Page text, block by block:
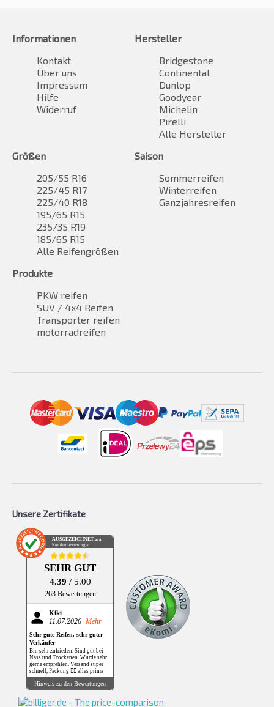
Informationen
Kontakt
Über uns
Impressum
Hilfe
Widerruf
Hersteller
Bridgestone
Continental
Dunlop
Goodyear
Michelin
Pirelli
Alle Hersteller
Größen
205/55 R16
225/45 R17
225/40 R18
195/65 R15
235/35 R19
185/65 R15
Alle Reifengrößen
Saison
Sommerreifen
Winterreifen
Ganzjahresreifen
Produkte
PKW reifen
SUV / 4x4 Reifen
Transporter reifen
motorradreifen
Unsere Zertifikate
AUSGEZEICHNET .org
Kundenbewertungen
SEHR GUT
4.39 / 5.00
263 Bewertungen
Kiki
11.07.2026 Mehr
Sehr gute Reifen, sehr guter
Verkäufer
Bin sehr zufrieden. Sind gut bei
Nass und Trockenen. Wurde sehr
gerne empfehlen. Versand super
schnell, Packung 👌🏻 alles prima
Hinweis zu den Bewertungen